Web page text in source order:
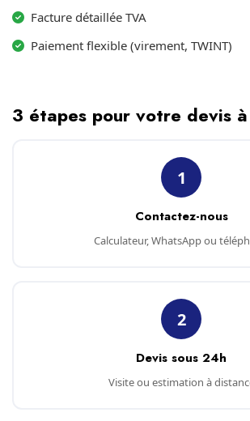
Facture détaillée TVA
Paiement flexible (virement, TWINT)
3 étapes pour votre devis
1
Contactez-nous
Calculateur, WhatsApp ou
2
Devis sous 24h
Visite ou estimation à